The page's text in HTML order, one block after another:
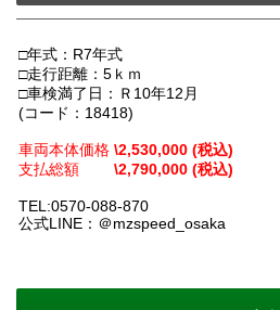
□年式：R7年式
□走行距離：5ｋｍ
□車検満了日：Ｒ10年12月
(コード：18418)
車両本体価格 \2,530,000 (税込)
支払総額 \2,790,000 (税込)
TEL:0570-088-870
公式LINE：＠mzspeed_osaka